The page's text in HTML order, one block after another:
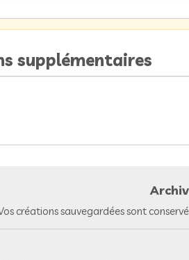
supplémentaires
créations sauvegardées sont